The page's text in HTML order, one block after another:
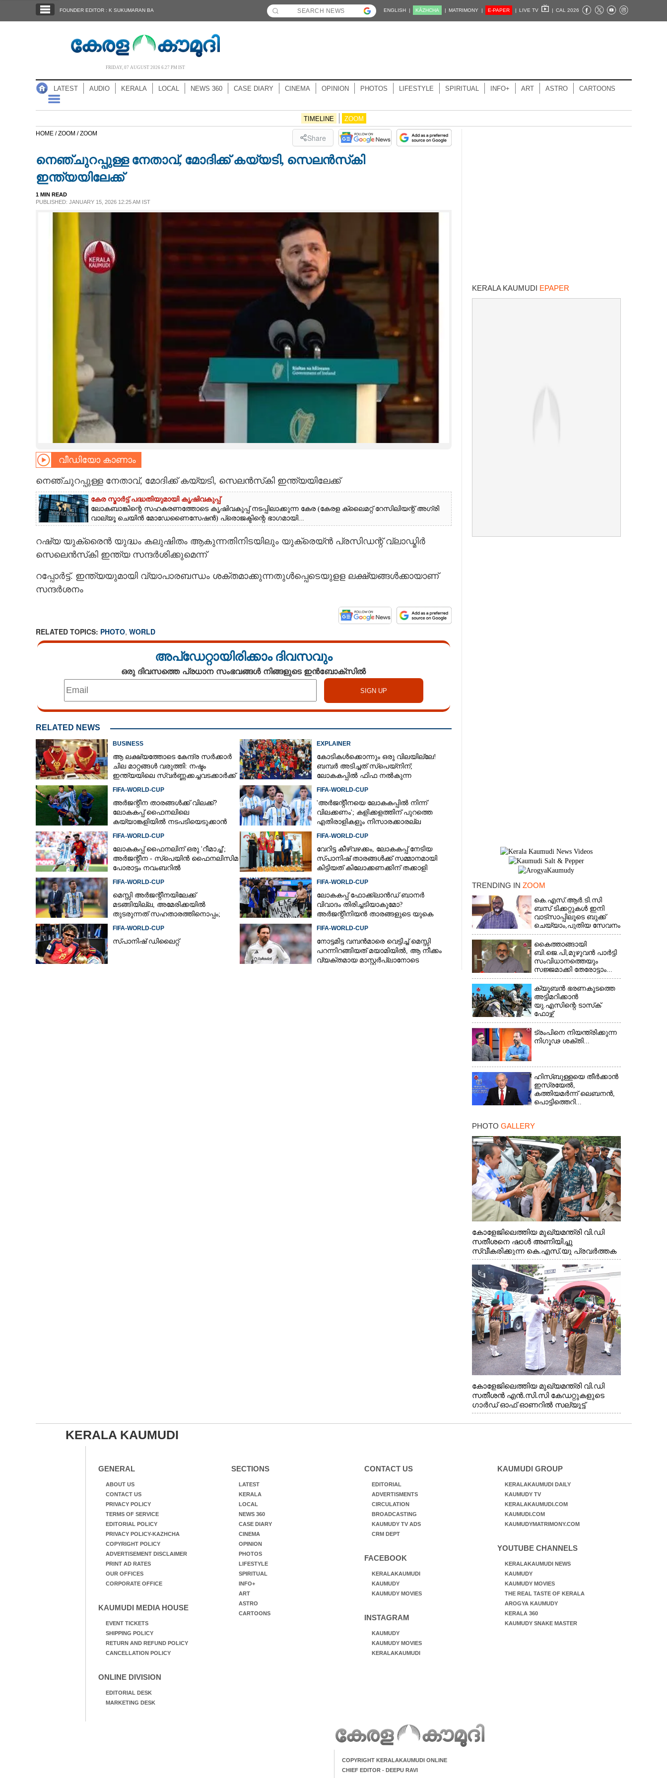
NOTIFIED NEWS
NEWS 360
CASE DIARY
CARTOONS
FOUNDER EDITOR : K SUKUMARAN BA ENGLISH | KĀZHCHA | MATRIMONY | E-PAPER | LIVE TV | CAL 2026
FRIDAY, 07 AUGUST 2026 6.27 PM IST
LATEST AUDIO KERALA LOCAL NEWS 360 CASE DIARY CINEMA OPINION PHOTOS LIFESTYLE SPIRITUAL INFO+ ART ASTRO CARTOONS
TIMELINE ZOOM
HOME /ZOOM /ZOOM Share
നെഞ്ചുറപ്പുള്ള നേതാവ്, മോദിക്ക് കയ്യടി, സെലൻസ്‌കി
ഇന്ത്യയിലേക്ക്
1 MIN READ
PUBLISHED: JANUARY 15, 2026 12:25 AM IST
വീഡിയോ കാണാം
നെഞ്ചുറപ്പുള്ള നേതാവ്, മോദിക്ക് കയ്യടി, സെലൻസ്‌കി ഇന്ത്യയിലേക്ക്
കേര സ്മാർട്ട് പദ്ധതിയുമായി കൃഷിവകുപ്പ്
ലോ​ക​ബാ​ങ്കി​ന്റെ​ ​സ​ഹ​ക​ര​ണ​ത്തോ​ടെ​ ​കൃ​ഷി​വ​കു​പ്പ് ​ന​ട​പ്പി​ലാ​ക്കു​ന്ന​ ​കേ​ര​ ​(​കേ​ര​ള​ ​ക്ലൈ​മ​റ്റ് ​റേ​സി​ലി​യ​ന്റ് ​അ​ഗ്രി​ ​
വാ​ല്യൂ​ ​ചെ​യി​ൻ​ ​മോ​ഡേ​ണൈ​സേ​ഷ​ൻ​)​ ​പ്രൊ​ജ​ക്ടി​ന്റെ​ ​ഭാ​ഗ​മാ​യി...
റഷ്യ യുക്രൈൻ യുദ്ധം കലുഷിതം ആകുന്നതിനിടയിലും യുക്രെയ്ൻ പ്രസിഡന്റ് വ്ലാഡ്മിർ
സെലെൻസ്‌കി ഇന്ത്യ സന്ദർശിക്കുമെന്ന്
റപ്പോർട്ട്. ഇന്ത്യയുമായി വ്യാപാരബന്ധം ശക്തമാക്കുന്നതുൾപ്പെടെയുളള ലക്ഷ്യങ്ങൾക്കായാണ്
സന്ദർശനം
RELATED TOPICS: PHOTO, WORLD
അപ്ഡേറ്റായിരിക്കാം ദിവസവും
ഒരു ദിവസത്തെ പ്രധാന സംഭവങ്ങൾ നിങ്ങളുടെ ഇൻബോക്സിൽ
RELATED NEWS
BUSINESS
ആ ലക്ഷ്യത്തോടെ കേന്ദ്ര സർക്കാർ
ചില മാറ്റങ്ങൾ വരുത്തി: നഷ്ടം
ഇന്ത്യയിലെ സ്വർണ്ണക്കച്ചവടക്കാർക്ക്
EXPLAINER
കോടികൾക്കൊന്നും ഒരു വിലയില്ലേ!
ബമ്പർ അടിച്ചത് സ്‌പെയ്നിന്;
ലോകകപ്പിൽ ഫിഫ നൽകുന്ന
FIFA-WORLD-CUP
അർജന്റീന താരങ്ങൾക്ക് വിലക്ക്?
ലോകകപ്പ് ഫൈനലിലെ
കയ്യാങ്കളിയിൽ നടപടിയെടുക്കാൻ
FIFA-WORLD-CUP
'അർജന്റീനയെ ലോകകപ്പിൽ നിന്ന്
വിലക്കണം'; കളിക്കളത്തിന് പുറത്തെ
എതിരാളികളും നിസാരക്കാരല്ല
FIFA-WORLD-CUP
ലോകകപ്പ് ഫൈനലിന് ഒരു 'റീമാച്ച്';
അര്‍ജന്റീന - സ്‌പെയിന്‍ ഫൈനലിസിമ
പോരാട്ടം നവംബറില്‍
FIFA-WORLD-CUP
വേറിട്ട കീഴ്‌‌വഴക്കം,​ ലോകകപ്പ് നേടിയ
സ്പാനിഷ് താരങ്ങൾക്ക് സമ്മാനമായി
കിട്ടിയത് കിലോക്കണക്കിന് തക്കാളി
FIFA-WORLD-CUP
മെസ്സി അര്‍ജന്റീനയിലേക്ക്
മടങ്ങിയില്ല, അമേരിക്കയില്‍
തുടരുന്നത് സഹതാരത്തിനൊപ്പം;
FIFA-WORLD-CUP
ലോകകപ്പ് ഫോക്ക്‌ലാൻഡ് ബാനർ
വിവാദം തിരിച്ചടിയാകുമോ?
അർജന്റീനിയൻ താരങ്ങളുടെ യുകെ
FIFA-WORLD-CUP
സ്പാനിഷ് ഡിലൈറ്റ്
FIFA-WORLD-CUP
നോട്ടമിട്ട വമ്പന്‍മാരെ വെട്ടിച്ച് മെസ്സി
പറന്നിറങ്ങിയത് മയാമിയില്‍, ആ നീക്കം
വ്യക്തമായ മാസ്റ്റര്‍പ്ലാനോടെ
KERALA KAUMUDI EPAPER
TRENDING IN ZOOM
കെ.എസ്.ആർ.ടി.സി
ബസ് ടിക്കറ്റുകൾ ഇനി
വാട്സാപ്പിലൂടെ ബുക്ക്
ചെയ്യാം,പുതിയ സേവനം
തുടങ്ങി...
കൈത്താങ്ങായി
ബി.ജെ.പി,മുഴുവൻ പാർട്ടി
സംവിധാനത്തെയും
സജ്ജമാക്കി തേരോട്ടാം...
ക്യൂബൻ ഭരണകൂടത്തെ
അട്ടിമറിക്കാൻ
യു.എസിന്റെ ടാസ്‌ക്
ഫോഴ്സ്
ട്രംപിനെ നിയന്ത്രിക്കുന്ന
നിഗൂഢ ശക്തി...
ഹിസ്ബുള്ളയെ തീർക്കാൻ
ഇസ്രയേൽ,
കത്തിയമർന്ന് ലെബനൻ,
പൊട്ടിത്തെറി...
PHOTO GALLERY
കോളേജിലെത്തിയ മുഖ്യമന്ത്രി വി.ഡി
സതീശനെ ഷാൾ അണിയിച്ചു
സ്വീകരിക്കുന്ന കെ.എസ്.യു പ്രവർത്തക
കോളേജിലെത്തിയ മുഖ്യമന്ത്രി വി.ഡി
സതീശൻ എൻ.സി.സി കേഡറ്റുകളുടെ
ഗാർഡ് ഓഫ് ഓണറിൽ സല്യൂട്ട്
നൽകുന്നു
KERALA KAUMUDI
GENERAL
ABOUT US
CONTACT US
PRIVACY POLICY
TERMS OF SERVICE
EDITORIAL POLICY
PRIVACY POLICY-KAZHCHA
COPYRIGHT POLICY
ADVERTISEMENT DISCLAIMER
PRINT AD RATES
OUR OFFICES
CORPORATE OFFICE
KAUMUDI MEDIA HOUSE
EVENT TICKETS
SHIPPING POLICY
RETURN AND REFUND POLICY
CANCELLATION POLICY
ONLINE DIVISION
EDITORIAL DESK
MARKETING DESK
SECTIONS
LATEST
KERALA
LOCAL
NEWS 360
CASE DIARY
CINEMA
OPINION
PHOTOS
LIFESTYLE
SPIRITUAL
INFO+
ART
ASTRO
CARTOONS
CONTACT US
EDITORIAL
ADVERTISMENTS
CIRCULATION
BROADCASTING
KAUMUDY TV ADS
CRM DEPT
FACEBOOK
KERALAKAUMUDI
KAUMUDY
KAUMUDY MOVIES
INSTAGRAM
KAUMUDY
KAUMUDY MOVIES
KERALAKAUMUDI
KAUMUDI GROUP
KERALAKAUMUDI DAILY
KAUMUDY TV
KERALAKAUMUDI.COM
KAUMUDI.COM
KAUMUDYMATRIMONY.COM
YOUTUBE CHANNELS
KERALAKAUMUDI NEWS
KAUMUDY
KAUMUDY MOVIES
THE REAL TASTE OF KERALA
AROGYA KAUMUDY
KERALA 360
KAUMUDY SNAKE MASTER
COPYRIGHT KERALAKAUMUDI ONLINE
CHIEF EDITOR - DEEPU RAVI
നെഞ്ചുറപ്പുള്ള നേതാവ്, മോദിക്ക്
കയ്യടി, സെലൻസ്‌കി ഇന്ത്യയിലേക്ക്
×
Share this link